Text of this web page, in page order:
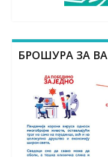
БРОШУРА ЗА